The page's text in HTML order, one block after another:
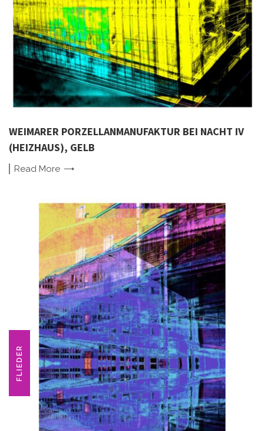
WEIMARER PORZELLANMANUFAKTUR BEI NACHT IV
(HEIZHAUS), GELB
Read More
FLIEDER